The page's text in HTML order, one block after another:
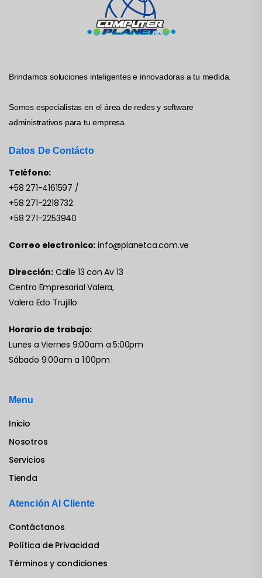
Brindamos soluciones inteligentes e innovadoras a tu medida.
Somos especialistas en el área de redes y software
administrativos para tu empresa.
Datos De Contácto
Teléfono:
+58 271-4161597 /
+58 271-2218732
+58 271-2253940
Correo electronico: info@planetca.com.ve
Dirección: Calle 13 con Av 13
Centro Empresarial Valera,
Valera Edo Trujillo
Horario de trabajo:
Lunes a Viernes 9:00am a 5:00pm
Sábado 9:00am a 1:00pm
Menu
Inicio
Nosotros
Servicios
Tienda
Atención Al Cliente
Contáctanos
Política de Privacidad
Términos y condiciones